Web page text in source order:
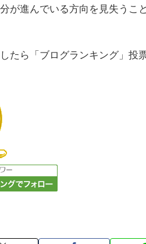
が進んでいる方向を見失うこ
たら「ブログランキング」投